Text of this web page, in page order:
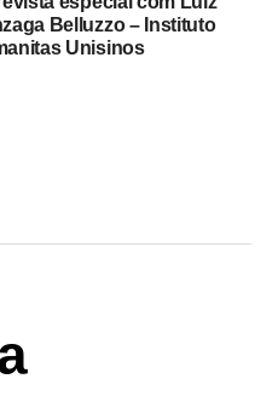
Belluzzo – Instituto
Unisinos